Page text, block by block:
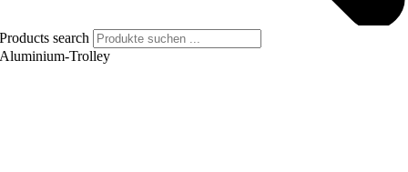
Products search
Aluminium-Trolley